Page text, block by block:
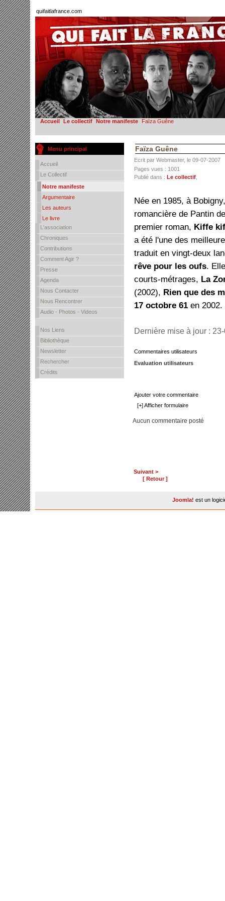
quifaitlafrance.com
Accueil Le collectif Notre manifeste Faïza Guêne
Menu principal
Accueil
Le Collectif
Notre manifeste
Argumentaire
Les auteurs
Le livre
L'association
Chroniques
Contributions
Comment Agir ?
Presse
Agenda
Nous Contacter
Nous Rencontrer
Audio - Photos - Videos
Nos Liens
Bibliothèque
Newsletter
Rechercher
Crédits
Faïza Guêne
Ecrit par Webmaster, le 09-07-2007
Pages vues : 1001
Publié dans : Le collectif
Née en 1985, à
romancière de Pantin
premier roman, Kiffe
a été l'une des
traduit en vingt-deux
rêve pour les oufs.
courts-métrages, La
(2002), Rien que des
17 octobre 61 en 2002.
Dernière mise à jour :
Commentaires utilisateurs
Evaluation utilisateurs
Ajouter votre commentaire
[+] Afficher formulaire
Aucun commentaire posté
Suivant >
[ Retour ]
Joomla! est un